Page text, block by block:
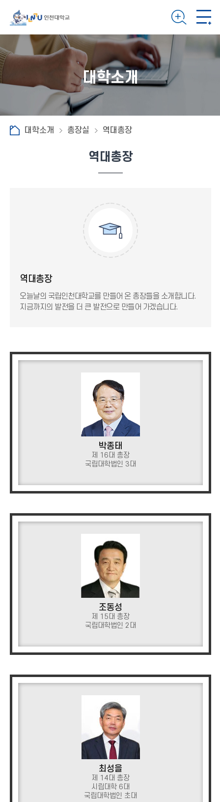
대학소개
대학소개 총장실 역대총장
역대총장
역대총장
오늘날의 국립인천대학교를 만들어 온 총장들을 소개합니다.
지금까지의 발전을 더 큰 발전으로 만들어 가겠습니다.
박종태
제 16대 총장
국립대학법인 3대
조동성
제 15대 총장
국립대학법인 2대
최성을
제 14대 총장
시립대학 6대
국립대학법인 초대